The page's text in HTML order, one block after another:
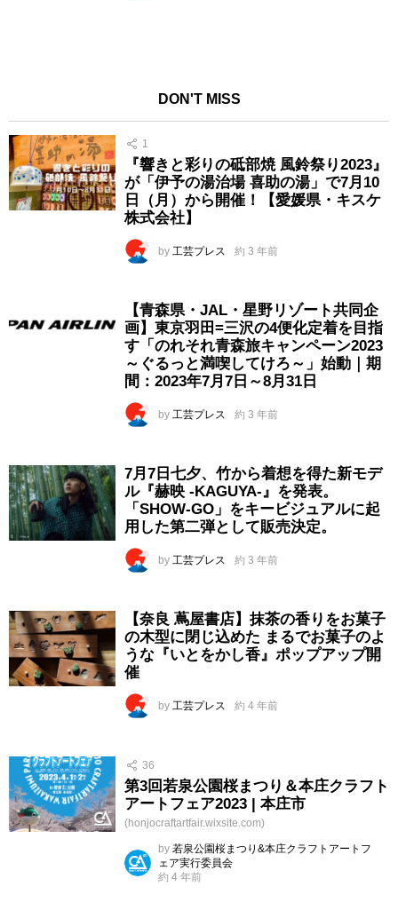
DON'T MISS
1
『響きと彩りの砥部焼 風鈴祭り2023』
が「伊予の湯治場 喜助の湯」で7月10
日（月）から開催！【愛媛県・キスケ
株式会社】
by 工芸プレス 約 3 年前
【青森県・JAL・星野リゾート共同企
画】東京羽田=三沢の4便化定着を目指
す「のれそれ青森旅キャンペーン2023
～ぐるっと満喫してけろ～」始動｜期
間：2023年7月7日～8月31日
by 工芸プレス 約 3 年前
7月7日七夕、竹から着想を得た新モデ
ル『赫映 -KAGUYA-』を発表。
「SHOW-GO」をキービジュアルに起
用した第二弾として販売決定。
by 工芸プレス 約 3 年前
【奈良 蔦屋書店】抹茶の香りをお菓子
の木型に閉じ込めた まるでお菓子のよ
うな『いとをかし香』ポップアップ開
催
by 工芸プレス 約 4 年前
36
第3回若泉公園桜まつり＆本庄クラフト
アートフェア2023 | 本庄市
(honjocraftartfair.wixsite.com)
by 若泉公園桜まつり&本庄クラフトアートフ
ェア実行委員会
約 4 年前